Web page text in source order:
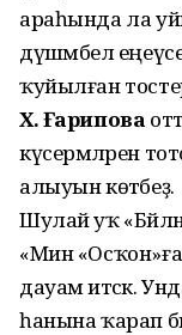
араһында ла уйын
дүшәмбелә
ҡуйылған
Х. Ғарипова
күсермәләрен
алыуын көтәбеҙ.
Шулай уҡ
«Мин
дауам итәсәк.
һанына ҡарап